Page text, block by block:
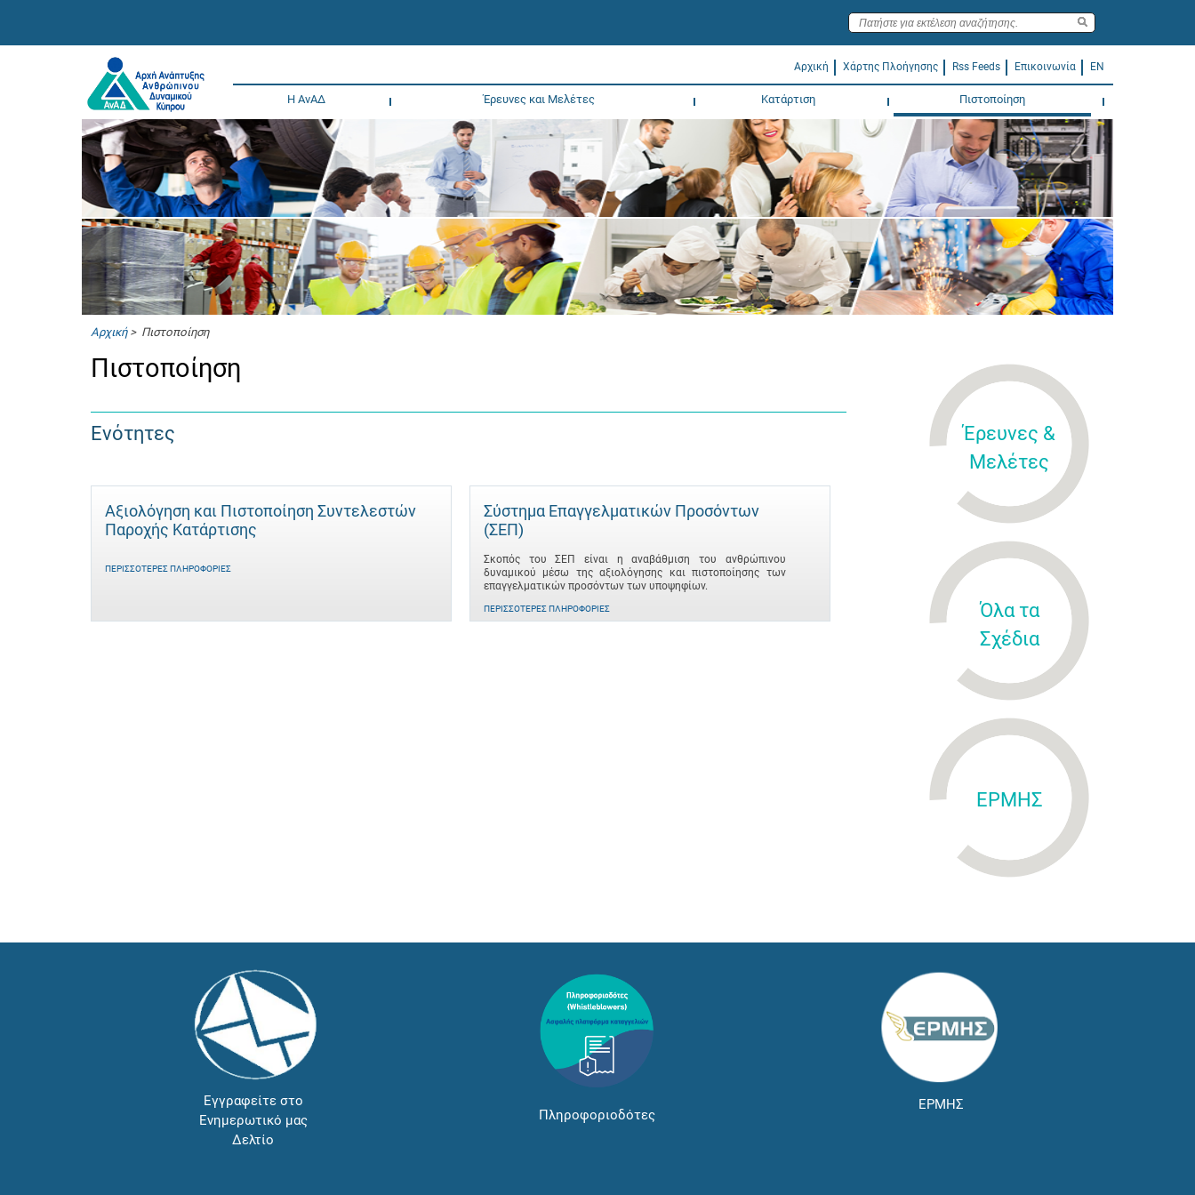
Αρχική Χάρτης Πλοήγησης Rss Feeds Επικοινωνία EN
Η ΑνΑΔ Έρευνες και Μελέτες Κατάρτιση Πιστοποίηση
Αρχική> Πιστοποίηση
Πιστοποίηση
Ενότητες
Αξιολόγηση και Πιστοποίηση Συντελεστών
Παροχής Κατάρτισης
ΠΕΡΙΣΣΌΤΕΡΕΣ ΠΛΗΡΟΦΟΡΊΕΣ
Σύστημα Επαγγελματικών Προσόντων
(ΣΕΠ)
Σκοπός του ΣΕΠ είναι η αναβάθμιση του ανθρώπινου
δυναμικού μέσω της αξιολόγησης και πιστοποίησης των
επαγγελματικών προσόντων των υποψηφίων.
ΠΕΡΙΣΣΌΤΕΡΕΣ ΠΛΗΡΟΦΟΡΊΕΣ
Έρευνες &
Μελέτες
Όλα τα
Σχέδια
ΕΡΜΗΣ
Εγγραφείτε στο
Ενημερωτικό μας
Δελτίο
Πληροφοριοδότες
ΕΡΜΗΣ